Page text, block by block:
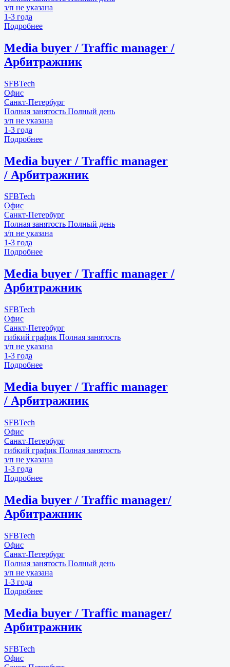
з/п не указана
1-3 года
Подробнее
Media buyer / Traffic manager /
Арбитражник
SFBTech
Офис
Санкт-Петербург
Полная занятость Полный день
з/п не указана
1-3 года
Подробнее
Media buyer / Traffic manager
/ Арбитражник
SFBTech
Офис
Санкт-Петербург
Полная занятость Полный день
з/п не указана
1-3 года
Подробнее
Media buyer / Traffic manager /
Арбитражник
SFBTech
Офис
Санкт-Петербург
гибкий график Полная занятость
з/п не указана
1-3 года
Подробнее
Media buyer / Traffic manager
/ Арбитражник
SFBTech
Офис
Санкт-Петербург
гибкий график Полная занятость
з/п не указана
1-3 года
Подробнее
Media buyer / Traffic manager/
Арбитражник
SFBTech
Офис
Санкт-Петербург
Полная занятость Полный день
з/п не указана
1-3 года
Подробнее
Media buyer / Traffic manager/
Арбитражник
SFBTech
Офис